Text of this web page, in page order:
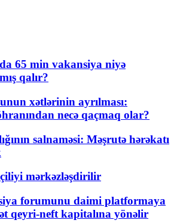
65 min vakansiya niyə
qalır?
xətlərinin ayrılması:
necə qaçmaq olar?
salnaməsi: Məşrutə hərəkatı
mərkəzləşdirilir
forumunu daimi platformaya
qeyri-neft kapitalına yönəlir